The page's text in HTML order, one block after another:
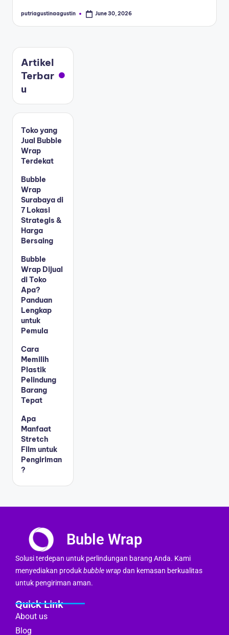
putriagustinaagustin June 30, 2026
Artikel
Terbar
u
Toko yang
Jual Bubble
Wrap
Terdekat
Bubble
Wrap
Surabaya di
7 Lokasi
Strategis &
Harga
Bersaing
Bubble
Wrap Dijual
di Toko
Apa?
Panduan
Lengkap
untuk
Pemula
Cara
Memilih
Plastik
Pelindung
Barang
Tepat
Apa
Manfaat
Stretch
Film untuk
Pengiriman
?
Buble Wrap
Solusi terdepan untuk perlindungan barang Anda. Kami
menyediakan produkbubble wrap dan kemasan berkualitas
untuk pengiriman aman.
Quick Link
About us
Blog